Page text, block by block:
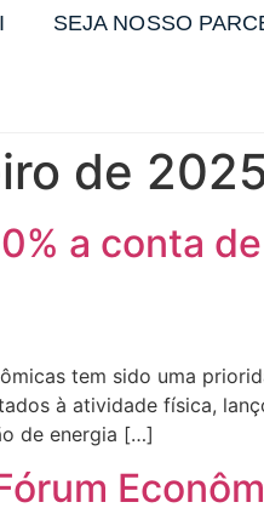
SEJA NOSSO
de
a conta
tem sido uma
à atividade física,
de energia […]